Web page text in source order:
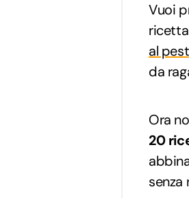
Vuoi
al
da
Ora
20
senza